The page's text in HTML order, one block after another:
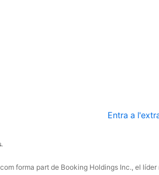
Entra a
forma part de Booking Holdings Inc., el